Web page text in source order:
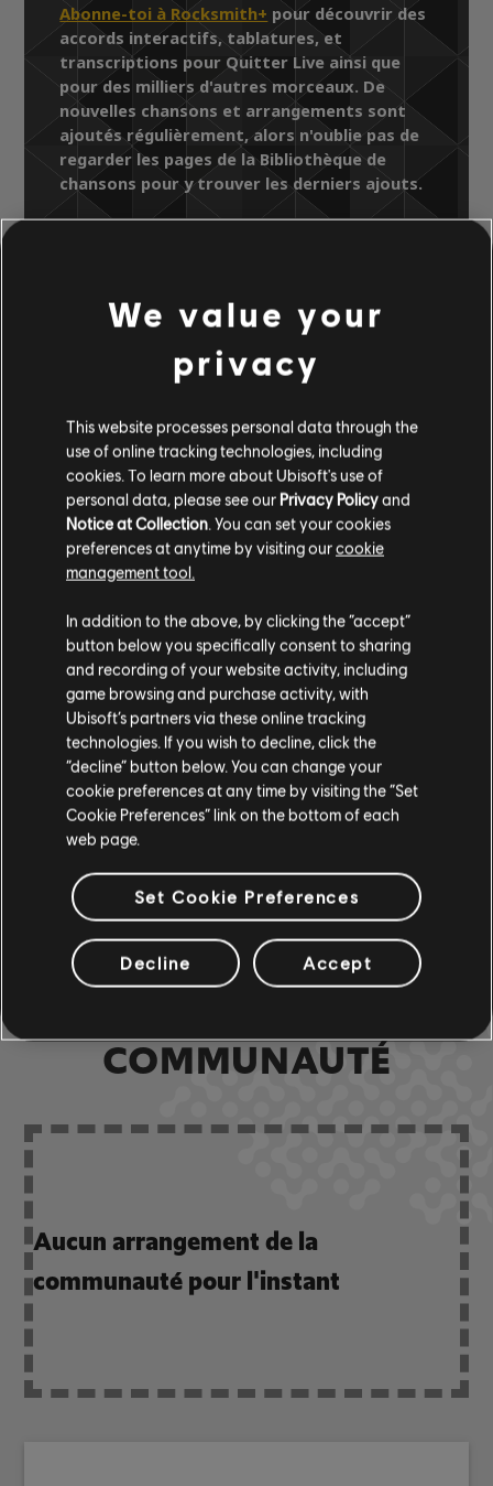
Abonne-toi à Rocksmith+ pour découvrir des
accords interactifs, tablatures, et
transcriptions pour Quitter Live ainsi que
pour des milliers d'autres morceaux. De
nouvelles chansons et arrangements sont
ajoutés régulièrement, alors n'oublie pas de
regarder les pages de la Bibliothèque de
chansons pour y trouver les derniers ajouts.
Bibliothèque de chansons
Artistes (A à Z)
Toadies
Rock Show: Live In Dallas 2007
ARRANGEMENTS
VÉRIFIÉS
Arrangement accords
R+ Team &
Basse
Team
Accords basse ARCHI
COMMUNAUTÉ
Aucun arrangement de la
communauté pour l'instant
We value your
privacy
This website processes personal data through the
use of online tracking technologies, including
cookies. To learn more about Ubisoft's use of
personal data, please see our Privacy Policyand
Notice at Collection. You can set your cookies
preferences at anytime by visiting ourcookie
management tool.
In addition to the above, by clicking the “accept”
button below you specifically consent to sharing
and recording of your website activity, including
game browsing and purchase activity, with
Ubisoft’s partners via these online tracking
technologies. If you wish to decline, click the
“decline” button below. You can change your
cookie preferences at any time by visiting the “Set
Cookie Preferences” link on the bottom of each
web page.
Set Cookie Preferences
Decline Accept